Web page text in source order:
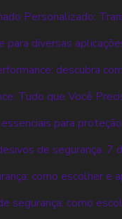
Personalizado:
diversas
descubra
Tudo que Você
para
de segurança: 7
como escolher e
segurança: como